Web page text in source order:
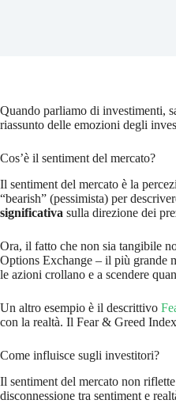
Quando parliamo di investimenti,
riassunto delle emozioni degli
Cos’è il sentiment del mercato?
Il sentiment del mercato è la
“bearish” (pessimista) per
significativa sulla direzione dei
Ora, il fatto che non sia tangibile
Options Exchange – il più grande
le azioni crollano e a scendere
Un altro esempio è il descrittivo
con la realtà. Il Fear & Greed
Come influisce sugli investitori?
Il sentiment del mercato non
disconnessione tra sentiment e